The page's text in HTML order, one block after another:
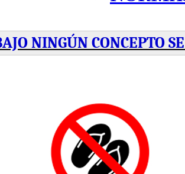
NINGÚN CONCEPTO